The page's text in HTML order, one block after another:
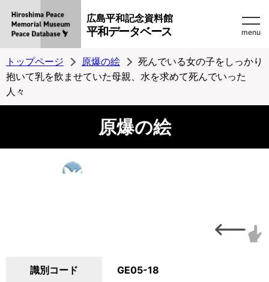
広島平和記念資料館
平和データベース menu
トップページ 原爆の絵
死んでいる女の子をしっかり
抱いて乳を飲ませていた母親、水を求めて死んでいった
人々
原爆の絵
識別コード GE05-18